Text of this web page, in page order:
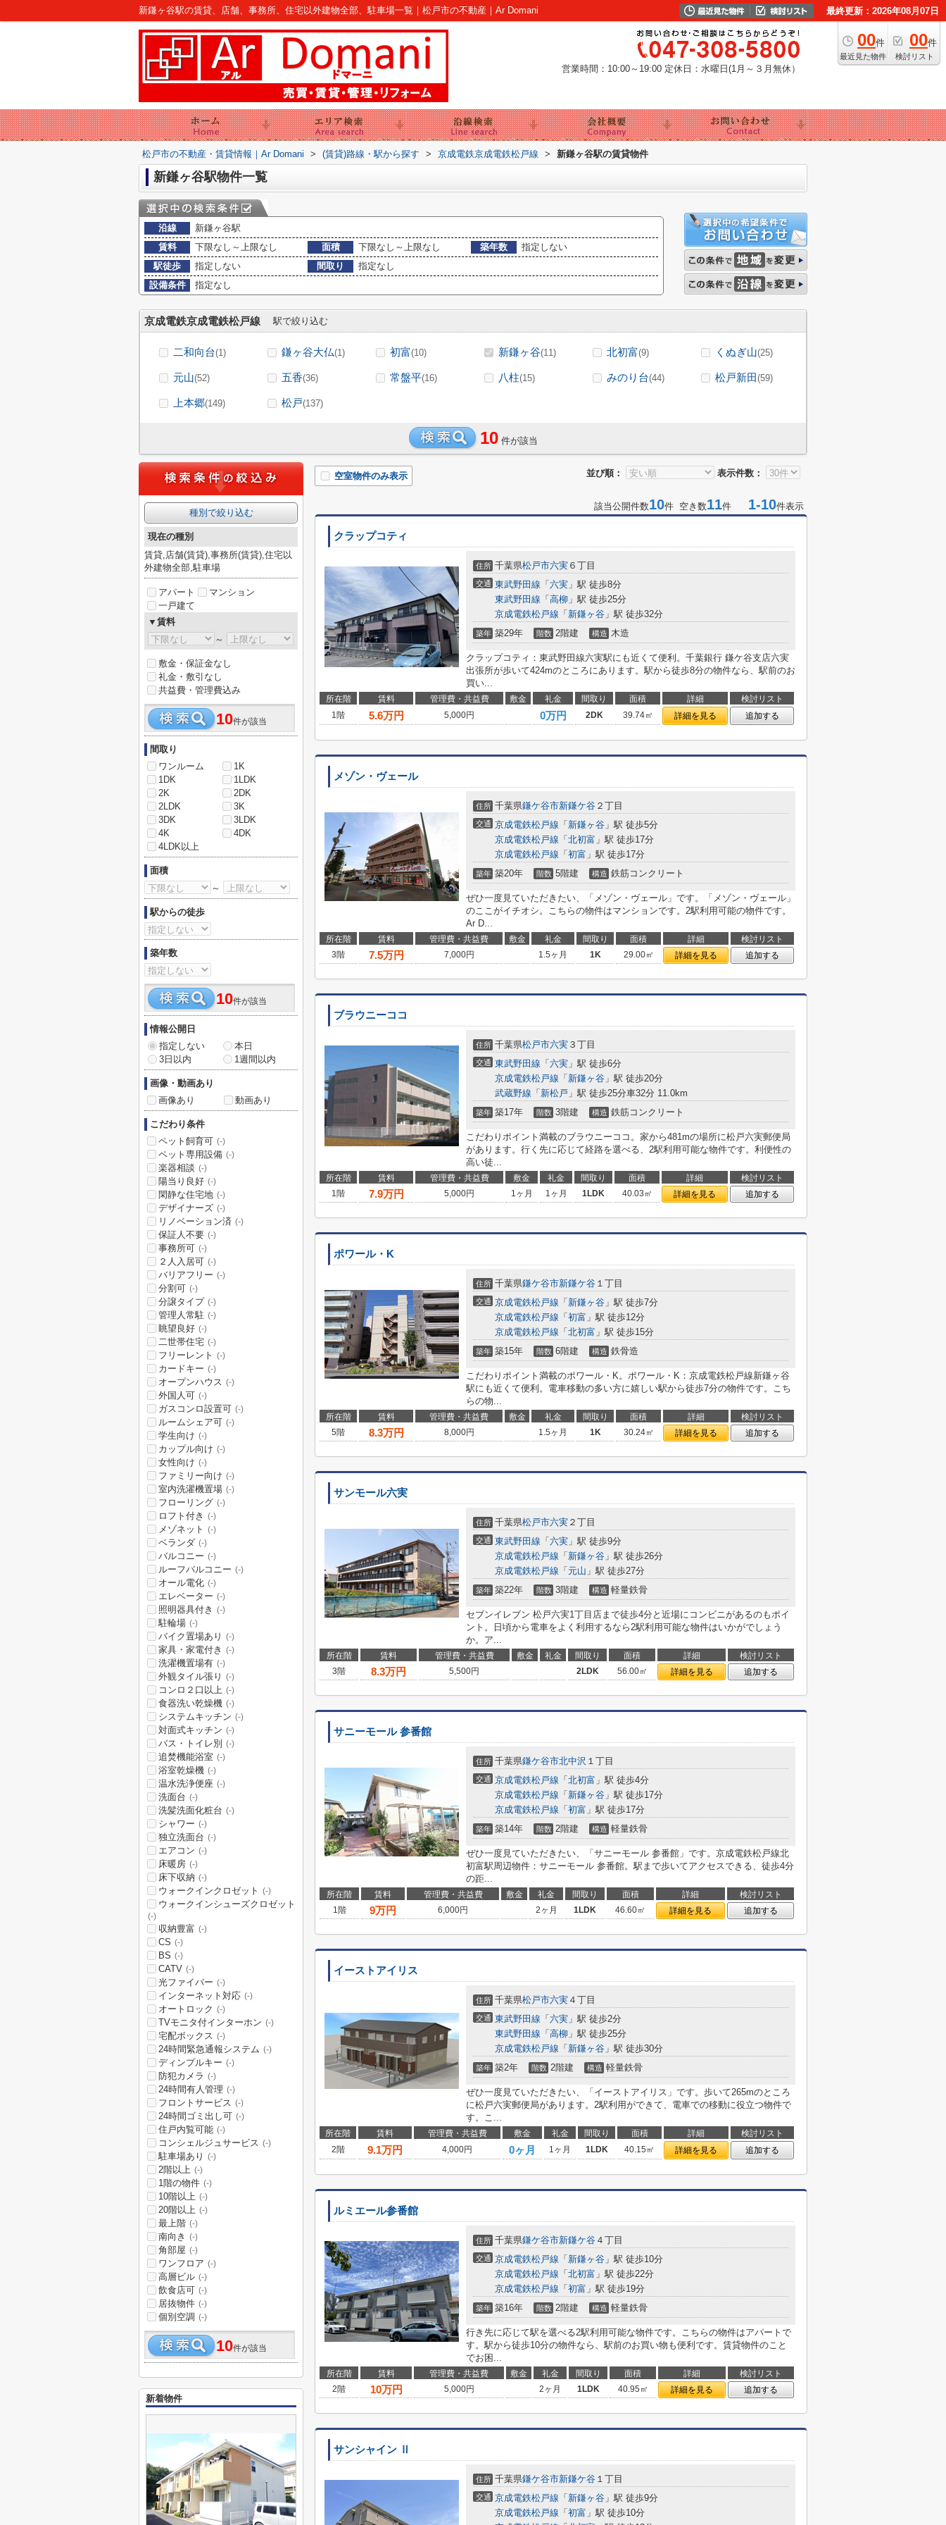
新鎌ヶ谷駅の賃貸、店舗、事務所、住宅以外建物全部、駐車場一覧｜松戸市の不動産｜Ar Domani 最終更新：2026年08月07日
00件
最近見た物件
00件
検討リスト
営業時間：10:00～19:00 定休日：水曜日(1月～３月無休）
松戸市の不動産・賃貸情報｜Ar Domani > (賃貸)路線・駅から探す > 京成電鉄京成電鉄松戸線 > 新鎌ヶ谷駅の賃貸物件
新鎌ヶ谷駅物件一覧
沿線
新鎌ヶ谷駅
賃料
下限なし～上限なし 面積 下限なし～上限なし 築年数
指定しない
駅徒歩
指定しない 間取り
指定なし
設備条件
指定なし
京成電鉄京成電鉄松戸線 駅で絞り込む
二和向台(1) 鎌ヶ谷大仏(1) 初富(10) 新鎌ヶ谷(11) 北初富(9) くぬぎ山(25)
元山(52) 五香(36) 常盤平(16) 八柱(15) みのり台(44) 松戸新田(59)
上本郷(149) 松戸(137)
10 件が該当
並び順： 表示件数：
空室物件のみ表示
該当公開件数10件 空き数11件 1-10件表示
クラップコティ
住所 千葉県松戸市六実 ６丁目
交通 東武野田線 「 六実 」駅 徒歩8分
東武野田線 「 高柳 」駅 徒歩25分
京成電鉄松戸線 「 新鎌ヶ谷 」駅 徒歩32分
築年 築29年 階数 2階建 構造 木造
クラップコティ：東武野田線六実駅にも近くて便利。千葉銀行 鎌ケ谷支店六実
出張所が歩いて424mのところにあります。駅から徒歩8分の物件なら、駅前のお
買い...
所在階 賃料 管理費・共益費 敷金 礼金 間取り 面積 詳細
検討リスト
1階
5.6万円 5,000円 0万円 2DK 39.74㎡ 詳細を見る 追加する
メゾン・ヴェール
住所 千葉県鎌ケ谷市新鎌ケ谷 ２丁目
交通 京成電鉄松戸線 「 新鎌ヶ谷 」駅 徒歩5分
京成電鉄松戸線 「 北初富 」駅 徒歩17分
京成電鉄松戸線 「 初富 」駅 徒歩17分
築年 築20年 階数 5階建 構造 鉄筋コンクリート
ぜひ一度見ていただきたい、「メゾン・ヴェール」です。「メゾン・ヴェール」
のここがイチオシ。こちらの物件はマンションです。2駅利用可能の物件です。
Ar D...
所在階 賃料 管理費・共益費 敷金 礼金 間取り 面積 詳細
検討リスト
3階
7.5万円 7,000円 1.5ヶ月 1K 29.00㎡ 詳細を見る 追加する
ブラウニーココ
住所 千葉県松戸市六実 ３丁目
交通 東武野田線 「 六実 」駅 徒歩6分
京成電鉄松戸線 「 新鎌ヶ谷 」駅 徒歩20分
武蔵野線 「 新松戸 」駅 徒歩25分車32分 11.0km
築年 築17年 階数 3階建 構造 鉄筋コンクリート
こだわりポイント満載のブラウニーココ。家から481mの場所に松戸六実郵便局
があります。行く先に応じて経路を選べる、2駅利用可能な物件です。利便性の
高い徒...
所在階 賃料 管理費・共益費 敷金 礼金 間取り 面積 詳細
検討リスト
1階
7.9万円 5,000円 1ヶ月 1ヶ月 1LDK 40.03㎡ 詳細を見る 追加する
ポワール・K
住所 千葉県鎌ケ谷市新鎌ケ谷 １丁目
交通 京成電鉄松戸線 「 新鎌ヶ谷 」駅 徒歩7分
京成電鉄松戸線 「 初富 」駅 徒歩12分
京成電鉄松戸線 「 北初富 」駅 徒歩15分
築年 築15年 階数 6階建 構造 鉄骨造
こだわりポイント満載のポワール・K。ポワール・K：京成電鉄松戸線新鎌ヶ谷
駅にも近くて便利。電車移動の多い方に嬉しい駅から徒歩7分の物件です。こち
らの物...
所在階 賃料 管理費・共益費 敷金 礼金 間取り 面積 詳細
検討リスト
5階
8.3万円 8,000円 1.5ヶ月 1K 30.24㎡ 詳細を見る 追加する
サンモール六実
住所 千葉県松戸市六実 ２丁目
交通 東武野田線 「 六実 」駅 徒歩9分
京成電鉄松戸線 「 新鎌ヶ谷 」駅 徒歩26分
京成電鉄松戸線 「 元山 」駅 徒歩27分
築年 築22年 階数 3階建 構造 軽量鉄骨
セブンイレブン 松戸六実1丁目店まで徒歩4分と近場にコンビニがあるのもポイ
ント。日頃から電車をよく利用するなら2駅利用可能な物件はいかがでしょう
か。ア...
所在階 賃料 管理費・共益費 敷金 礼金 間取り 面積 詳細
検討リスト
3階
8.3万円 5,500円 2LDK 56.00㎡ 詳細を見る 追加する
サニーモール 参番館
住所 千葉県鎌ケ谷市北中沢 １丁目
交通 京成電鉄松戸線 「 北初富 」駅 徒歩4分
京成電鉄松戸線 「 新鎌ヶ谷 」駅 徒歩17分
京成電鉄松戸線 「 初富 」駅 徒歩17分
築年 築14年 階数 2階建 構造 軽量鉄骨
ぜひ一度見ていただきたい、「サニーモール 参番館」です。京成電鉄松戸線北
初富駅周辺物件：サニーモール 参番館。駅まで歩いてアクセスできる、徒歩4分
の距...
所在階 賃料 管理費・共益費 敷金 礼金 間取り 面積 詳細
検討リスト
1階
9万円 6,000円 2ヶ月 1LDK 46.60㎡ 詳細を見る 追加する
イーストアイリス
住所 千葉県松戸市六実 ４丁目
交通 東武野田線 「 六実 」駅 徒歩2分
東武野田線 「 高柳 」駅 徒歩25分
京成電鉄松戸線 「 新鎌ヶ谷 」駅 徒歩30分
築年 築2年 階数 2階建 構造 軽量鉄骨
ぜひ一度見ていただきたい、「イーストアイリス」です。歩いて265mのところ
に松戸六実郵便局があります。2駅利用ができて、電車での移動に役立つ物件で
す。こ...
所在階 賃料 管理費・共益費 敷金 礼金 間取り 面積 詳細
検討リスト
2階
9.1万円 4,000円 0ヶ月 1ヶ月 1LDK 40.15㎡ 詳細を見る 追加する
ルミエール参番館
住所 千葉県鎌ケ谷市新鎌ケ谷 ４丁目
交通 京成電鉄松戸線 「 新鎌ヶ谷 」駅 徒歩10分
京成電鉄松戸線 「 北初富 」駅 徒歩22分
京成電鉄松戸線 「 初富 」駅 徒歩19分
築年 築16年 階数 2階建 構造 軽量鉄骨
行き先に応じて駅を選べる2駅利用可能な物件です。こちらの物件はアパートで
す。駅から徒歩10分の物件なら、駅前のお買い物も便利です。賃貸物件のこと
でお困...
所在階 賃料 管理費・共益費 敷金 礼金 間取り 面積 詳細
検討リスト
2階
10万円 5,000円 2ヶ月 1LDK 40.95㎡ 詳細を見る 追加する
サンシャイン Ⅱ
住所 千葉県鎌ケ谷市新鎌ケ谷 １丁目
交通 京成電鉄松戸線 「 新鎌ヶ谷 」駅 徒歩9分
京成電鉄松戸線 「 初富 」駅 徒歩10分
種別で絞り込む
現在の種別
賃貸,店舗(賃貸),事務所(賃貸),住宅以
外建物全部,駐車場
アパート
マンション
一戸建て
▼賃料
～
敷金・保証金なし
礼金・敷引なし
共益費・管理費込み
10件が該当
間取り
ワンルーム
1K
1DK
1LDK
2K
2DK
2LDK
3K
3DK
3LDK
4K
4DK
4LDK以上
面積
～
駅からの徒歩
築年数
10件が該当
情報公開日
指定しない
本日
3日以内
1週間以内
画像・動画あり
画像あり
動画あり
こだわり条件
ペット飼育可 (-)
ペット専用設備 (-)
楽器相談 (-)
陽当り良好 (-)
閑静な住宅地 (-)
デザイナーズ (-)
リノベーション済 (-)
保証人不要 (-)
事務所可 (-)
２人入居可 (-)
バリアフリー (-)
分割可 (-)
分譲タイプ (-)
管理人常駐 (-)
眺望良好 (-)
二世帯住宅 (-)
フリーレント (-)
カードキー (-)
オープンハウス (-)
外国人可 (-)
ガスコンロ設置可 (-)
ルームシェア可 (-)
学生向け (-)
カップル向け (-)
女性向け (-)
ファミリー向け (-)
室内洗濯機置場 (-)
フローリング (-)
ロフト付き (-)
メゾネット (-)
ベランダ (-)
バルコニー (-)
ルーフバルコニー (-)
オール電化 (-)
エレベーター (-)
照明器具付き (-)
駐輪場 (-)
バイク置場あり (-)
家具・家電付き (-)
洗濯機置場有 (-)
外観タイル張り (-)
コンロ２口以上 (-)
食器洗い乾燥機 (-)
システムキッチン (-)
対面式キッチン (-)
バス・トイレ別 (-)
追焚機能浴室 (-)
浴室乾燥機 (-)
温水洗浄便座 (-)
洗面台 (-)
洗髪洗面化粧台 (-)
シャワー (-)
独立洗面台 (-)
エアコン (-)
床暖房 (-)
床下収納 (-)
ウォークインクロゼット (-)
ウォークインシューズクロゼット
(-)
収納豊富 (-)
CS (-)
BS (-)
CATV (-)
光ファイバー (-)
インターネット対応 (-)
オートロック (-)
TVモニタ付インターホン (-)
宅配ボックス (-)
24時間緊急通報システム (-)
ディンプルキー (-)
防犯カメラ (-)
24時間有人管理 (-)
フロントサービス (-)
24時間ゴミ出し可 (-)
住戸内覧可能 (-)
コンシェルジュサービス (-)
駐車場あり (-)
2階以上 (-)
1階の物件 (-)
10階以上 (-)
20階以上 (-)
最上階 (-)
南向き (-)
角部屋 (-)
ワンフロア (-)
高層ビル (-)
飲食店可 (-)
居抜物件 (-)
個別空調 (-)
10件が該当
新着物件